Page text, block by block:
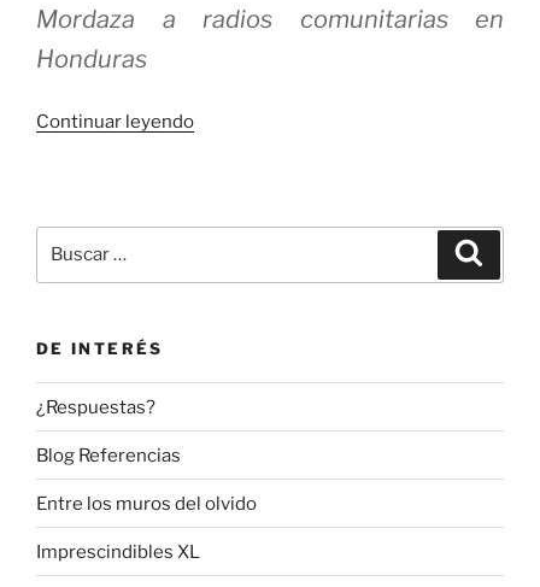
Mordaza a radios comunitarias en
Honduras
Continuar leyendo«Voces
por:
DE INTERÉS
¿Respuestas?
Blog Referencias
Entre los muros del olvido
Imprescindibles XL